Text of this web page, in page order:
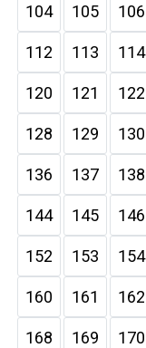
104 105 106
112 113 114
120 121 122
128 129 130
136 137 138
144 145 146
152 153 154
160 161 162
168 169 170